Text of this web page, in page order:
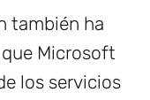
también ha
Microsoft
los servicios